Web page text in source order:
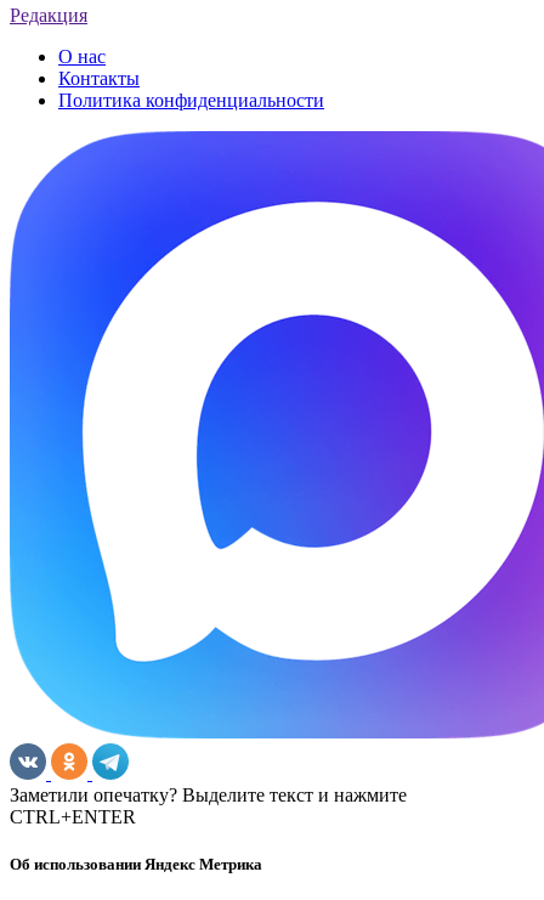
Редакция
О нас
Контакты
Политика конфиденциальности
Заметили опечатку? Выделите текст и нажмите
CTRL+ENTER
Об использовании Яндекс Метрика